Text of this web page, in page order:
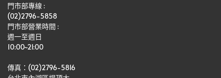
門市部專線 :
(02)2796-5858
門市部營業時間 :
週一至週日
10:00~21:00
傳真：(02)2796-5816